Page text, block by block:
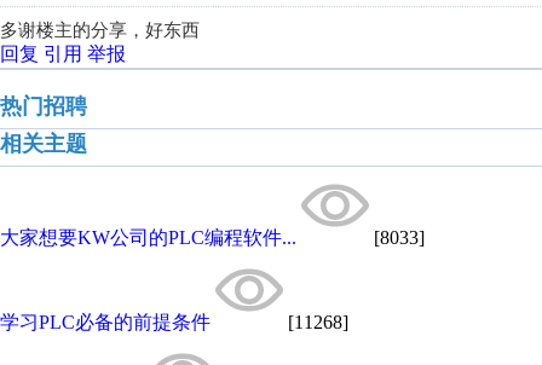
多谢楼主的分享，好东西
回复 引用 举报
热门招聘
相关主题
大家想要KW公司的PLC编程软件... [8033]
学习PLC必备的前提条件 [11268]